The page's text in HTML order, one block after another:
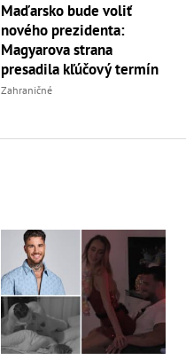
Maďarsko bude voliť
nového prezidenta:
Magyarova strana
presadila kľúčový termín
Zahraničné